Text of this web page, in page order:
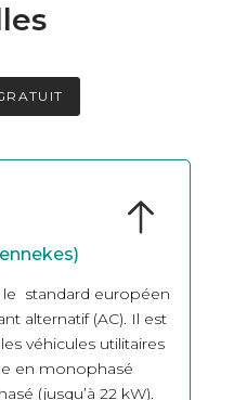
standard européen
alternatif (AC). Il est
véhicules utilitaires
en monophasé
(jusqu’à 22 kW).